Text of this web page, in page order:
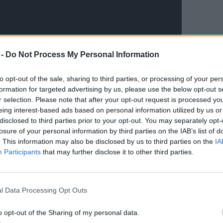
Do Not Process My Personal Information
opt-out of the sale, sharing to third parties, or processing of your
for targeted advertising by us, please use the below opt-out
selection. Please note that after your opt-out request is processed
interest-based ads based on personal information utilized by us
to third parties prior to your opt-out. You may separately
of your personal information by third parties on the IAB’s list of
This information may also be disclosed by us to third parties on the
Participants that may further disclose it to other third parties.
Data Processing Opt Outs
opt-out of the Sharing of my personal data.
visszanézte a fent látható felvételt,
pickupos áttért az ő sávjába, és a
manőverrel megakadályozta.
adottságaiknak is köszönhetik
arra gondolni, hogy az előrendelés
mint 10 000 darabra fizették ki az